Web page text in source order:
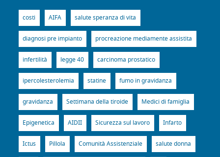
costi AIFA salute speranza di vita
diagnosi pre impianto procreazione mediamente assistita
infertilità legge 40 carcinoma prostatico
ipercolesterolemia statine fumo in gravidanza
gravidanza Settimana della tiroide Medici di famiglia
Epigenetica AIDII Sicurezza sul lavoro Infarto
Ictus Pillola Comunità Assistenziale salute donna